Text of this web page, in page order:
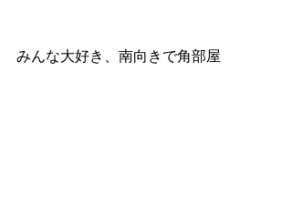
みんな大好き、南向きで角部屋